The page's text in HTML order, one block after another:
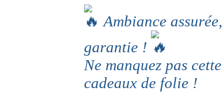
Ambiance
garantie !
Ne manquez pas
cadeaux de folie !